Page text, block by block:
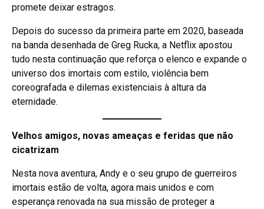
promete deixar estragos.
Depois do sucesso da primeira parte em 2020, baseada
na banda desenhada de Greg Rucka, a Netflix apostou
tudo nesta continuação que reforça o elenco e expande o
universo dos imortais com estilo, violência bem
coreografada e dilemas existenciais à altura da
eternidade.
Velhos amigos, novas ameaças e feridas que não
cicatrizam
Nesta nova aventura, Andy e o seu grupo de guerreiros
imortais estão de volta, agora mais unidos e com
esperança renovada na sua missão de proteger a